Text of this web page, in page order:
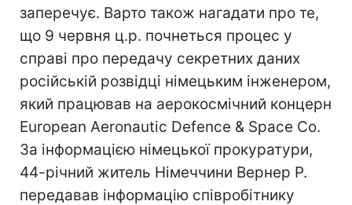
заперечує. Варто також нагадати про те,
що 9 червня ц.р. почнеться процес у
справі про передачу секретних даних
російській розвідці німецьким інженером,
який працював на аерокосмічний концерн
European Aeronautic Defence & Space Co.
За інформацією німецької прокуратури,
44-річний житель Німеччини Вернер Р.
передавав інформацію співробітнику